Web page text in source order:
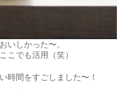
いしかった〜。
こでも活用（笑）
時間をすごしました〜！